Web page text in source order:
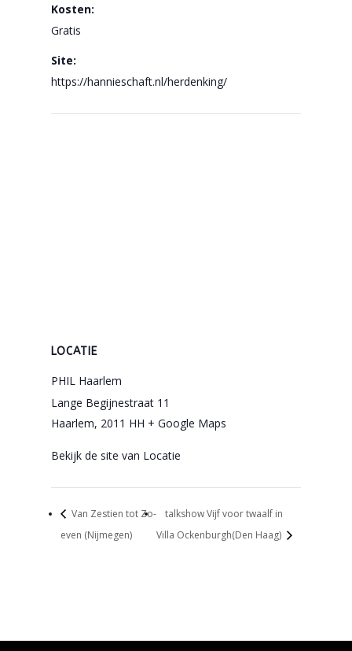
Kosten:
Gratis
Site:
https://hannieschaft.nl/herdenking/
LOCATIE
PHIL Haarlem
Lange Begijnestraat 11
Haarlem, 2011 HH + Google Maps
Bekijk de site van Locatie
Van Zestien tot Zo-
even (Nijmegen)
talkshow Vijf voor twaalf in
Villa Ockenburgh(Den Haag)